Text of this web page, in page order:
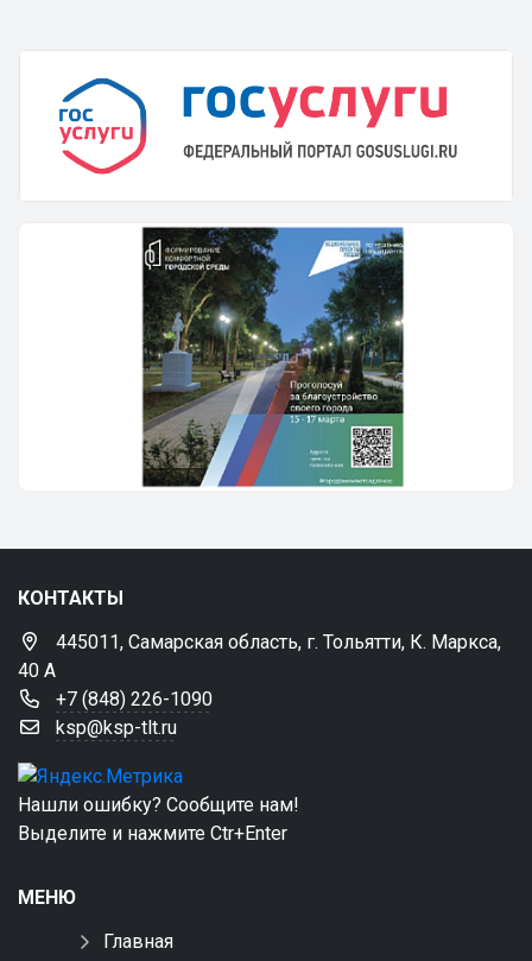
КОНТАКТЫ
445011, Самарская область, г. Тольятти, К. Маркса,
40 А
+7 (848) 226-1090
ksp@ksp-tlt.ru
Нашли ошибку? Сообщите нам!
Выделите и нажмите Ctr+Enter
МЕНЮ
Главная